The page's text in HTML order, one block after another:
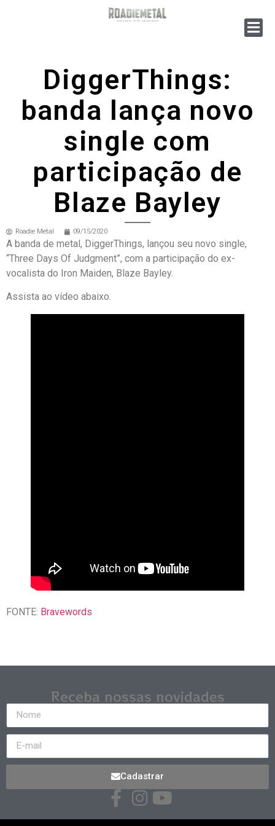
DiggerThings:
banda lança novo
single com
participação de
Blaze Bayley
Roadie Metal 09/15/2020
A banda de metal, DiggerThings, lançou seu novo single,
“Three Days Of Judgment”, com a participação do ex-
vocalista do Iron Maiden, Blaze Bayley.
Assista ao vídeo abaixo.
FONTE: Bravewords
Receba nossas novidades
Cadastrar